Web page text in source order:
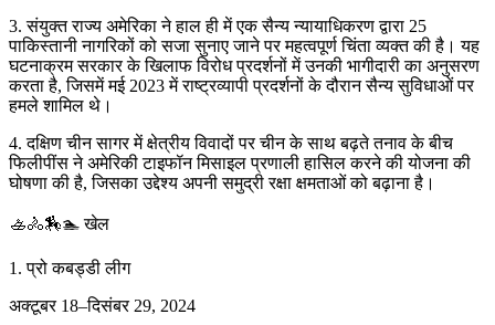
3. संयुक्त राज्य अमेरिका ने हाल ही में एक सैन्य न्यायाधिकरण द्वारा 25
पाकिस्तानी नागरिकों को सजा सुनाए जाने पर महत्वपूर्ण चिंता व्यक्त की है। यह
घटनाक्रम सरकार के खिलाफ विरोध प्रदर्शनों में उनकी भागीदारी का अनुसरण
करता है, जिसमें मई 2023 में राष्ट्रव्यापी प्रदर्शनों के दौरान सैन्य सुविधाओं पर
हमले शामिल थे।
4. दक्षिण चीन सागर में क्षेत्रीय विवादों पर चीन के साथ बढ़ते तनाव के बीच
फिलीपींस ने अमेरिकी टाइफॉन मिसाइल प्रणाली हासिल करने की योजना की
घोषणा की है, जिसका उद्देश्य अपनी समुद्री रक्षा क्षमताओं को बढ़ाना है।
🚣🚴🏇🏊 खेल
1. प्रो कबड्डी लीग
अक्टूबर 18–दिसंबर 29, 2024